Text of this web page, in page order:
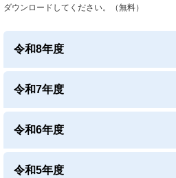
ダウンロードしてください。（無料）
令和8年度
令和7年度
令和6年度
令和5年度